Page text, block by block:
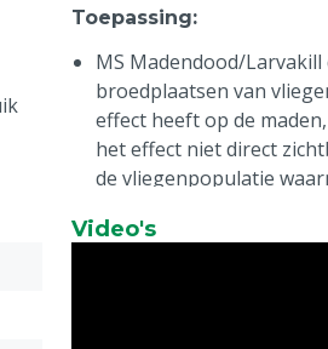
Toepassing:
MS Madendood/
broedplaatsen van
effect heeft op de
het effect niet direct
de vliegenpopulatie
Residuele werking van
Video's